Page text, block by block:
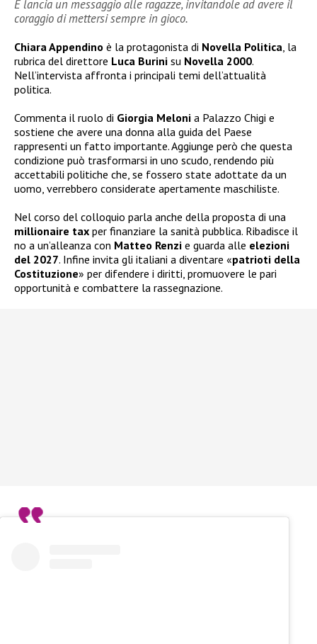
E lancia un messaggio alle ragazze, invitandole ad avere il
coraggio di mettersi sempre in gioco.
Chiara Appendino è la protagonista di Novella Politica, la
rubrica del direttore Luca Burini su Novella 2000.
Nell’intervista affronta i principali temi dell’attualità
politica.
Commenta il ruolo di Giorgia Meloni a Palazzo Chigi e
sostiene che avere una donna alla guida del Paese
rappresenti un fatto importante. Aggiunge però che questa
condizione può trasformarsi in uno scudo, rendendo più
accettabili politiche che, se fossero state adottate da un
uomo, verrebbero considerate apertamente maschiliste.
Nel corso del colloquio parla anche della proposta di una
millionaire tax per finanziare la sanità pubblica. Ribadisce il
no a un’alleanza con Matteo Renzi e guarda alle elezioni
del 2027. Infine invita gli italiani a diventare «patrioti della
Costituzione» per difendere i diritti, promuovere le pari
opportunità e combattere la rassegnazione.